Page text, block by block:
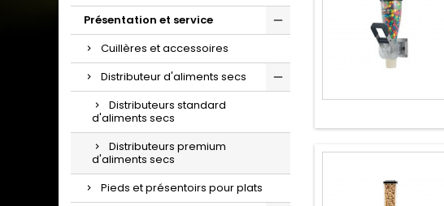
Présentation et service
Cuillères et accessoires
Distributeur d'aliments secs
Distributeurs standard
d'aliments secs
Distributeurs premium
d'aliments secs
Pieds et présentoirs pour plats